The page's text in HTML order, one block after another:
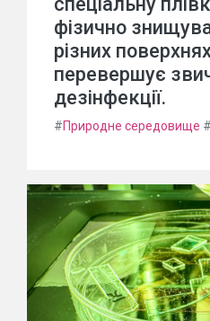
фізично
різних
перевершує
дезінфекції.
#Природне середовище #